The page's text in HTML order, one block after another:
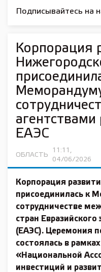
Подписывайтесь на
Корпорация
агентствами
ЕАЭС
ОБЛАСТЬ
11:11,
04/06/2026
Корпорация
присоединилась к
сотрудничестве
стран
(ЕАЭС). Церемония
состоялась в
«Национальной
инвестиций и